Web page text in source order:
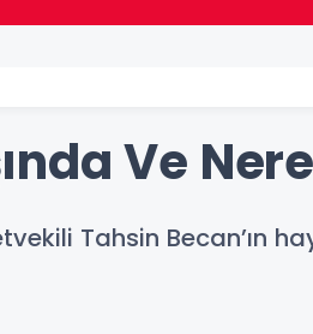
Ve
Tahsin Becan’ın